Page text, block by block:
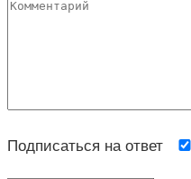
Подписаться на ответ